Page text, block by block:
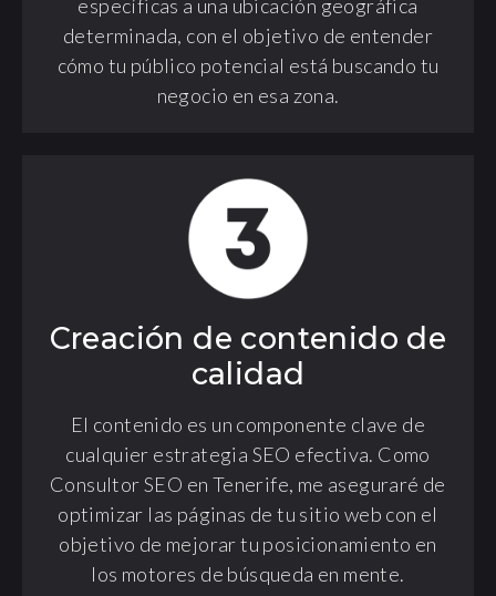
específicas a una ubicación geográfica
determinada, con el objetivo de entender
cómo tu público potencial está buscando tu
negocio en esa zona.
Creación de contenido de
calidad
El contenido es un componente clave de
cualquier estrategia SEO efectiva. Como
Consultor SEO en Tenerife, me aseguraré de
optimizar las páginas de tu sitio web con el
objetivo de mejorar tu posicionamiento en
los motores de búsqueda en mente.